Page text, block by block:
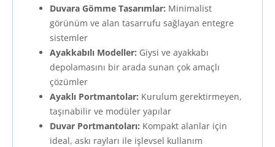
Duvara Gömme Tasarımlar: Minimalist
görünüm ve alan tasarrufu sağlayan entegre
sistemler
Ayakkabılı Modeller: Giysi ve ayakkabı
depolamasını bir arada sunan çok amaçlı
çözümler
Ayaklı Portmantolar: Kurulum gerektirmeyen,
taşınabilir ve modüler yapılar
Duvar Portmantoları: Kompakt alanlar için
ideal, askı rayları ile işlevsel kullanım